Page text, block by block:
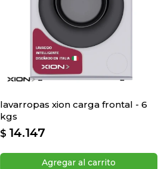
lavarropas xion carga frontal - 6
kgs
$ 14.147